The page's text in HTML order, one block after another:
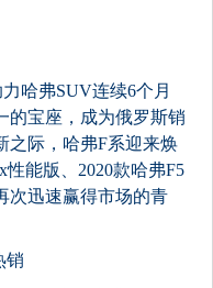
哈弗SUV连续6个月
的宝座，成为俄罗斯销
之际，哈弗F系迎来焕
性能版、2020款哈弗F5
次迅速赢得市场的青
销